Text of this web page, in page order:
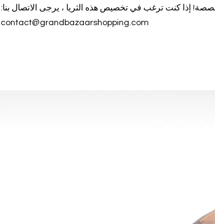
إذا كنت ترغب في تخصيص هذه الثريا ، يرجى الاتصال بنا:
contact@grandbazaarshopping.com